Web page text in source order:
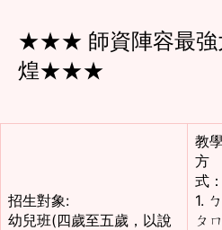
★★★ 師資陣容最強
煌★★★
招生對象:
幼兒班(四歲至五歲，以說
教
方
式：
1. ㄅ
ㄆㄇ